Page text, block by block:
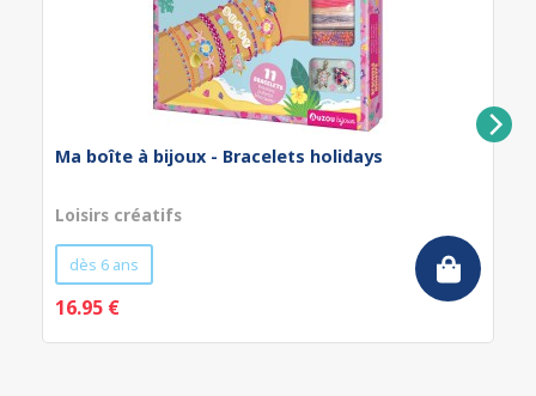
Ma boîte à bijoux - Bracelets holidays
Loisirs créatifs
dès 6 ans
16.95 €